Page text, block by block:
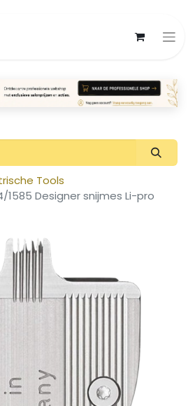
Tools
1585 Designer snijmes Li-pro